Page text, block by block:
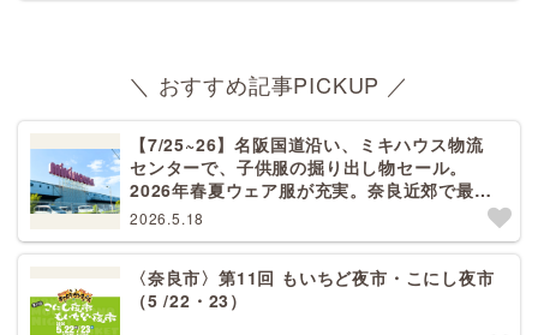
＼ おすすめ記事PICKUP ／
【7/25~26】名阪国道沿い、ミキハウス物流
センターで、子供服の掘り出し物セール。
2026年春夏ウェア服が充実。奈良近郊で最大
規模！天理から27分[PR]
2026.5.18
〈奈良市〉第11回 もいちど夜市・こにし夜市
（5 /22・23）